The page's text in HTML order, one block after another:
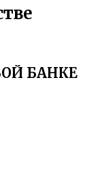
БАНКЕ